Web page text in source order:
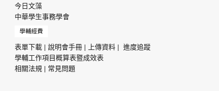
今日文藻
中華學生事務學會
學輔經費
表單下載 | 說明會手冊 | 上傳資料 | 進度追蹤
學輔工作項目概算表暨成效表
相關法規 | 常見問題